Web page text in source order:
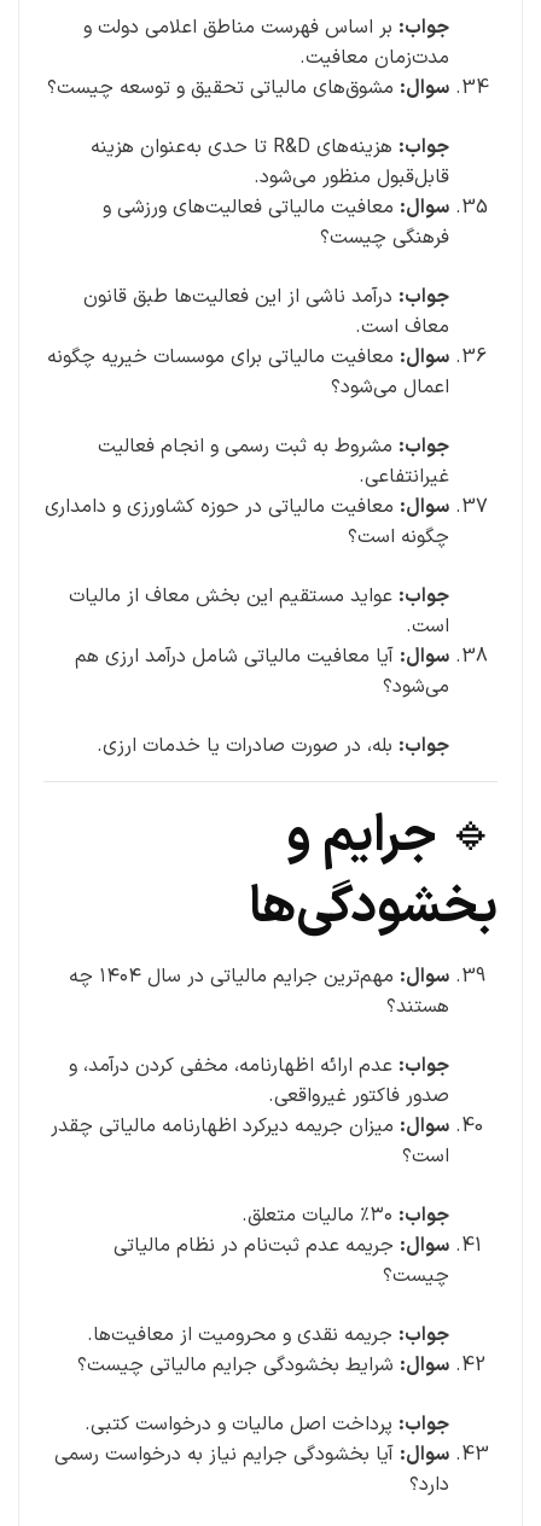
جواب: بر اساس فهرست مناطق اعلامی دولت و
مدت‌زمان معافیت.
سوال: مشوق‌های مالیاتی تحقیق و توسعه چیست؟
جواب:
هزینه‌های R&D تا حدی به‌عنوان هزینه
قابل‌قبول منظور می‌شود.
سوال: معافیت مالیاتی فعالیت‌های ورزشی و
فرهنگی چیست؟
جواب: درآمد ناشی از این فعالیت‌ها طبق قانون
معاف است.
سوال: معافیت مالیاتی برای موسسات خیریه چگونه
اعمال می‌شود؟
جواب: مشروط به ثبت رسمی و انجام فعالیت
غیرانتفاعی.
سوال: معافیت مالیاتی در حوزه کشاورزی و دامداری
چگونه است؟
جواب: عواید مستقیم این بخش معاف از مالیات
است.
سوال: آیا معافیت مالیاتی شامل درآمد ارزی هم
می‌شود؟
جواب: بله، در صورت صادرات یا خدمات ارزی.
🔹 جرایم و
بخشودگی‌ها
سوال:
مهم‌ترین جرایم مالیاتی در سال ۱۴۰۴ چه
هستند؟
جواب: عدم ارائه اظهارنامه، مخفی کردن درآمد، و
صدور فاکتور غیرواقعی.
سوال: میزان جریمه دیرکرد اظهارنامه مالیاتی چقدر
است؟
جواب:
سوال: جریمه عدم ثبت‌نام در نظام مالیاتی
چیست؟
جواب: جریمه نقدی و محرومیت از معافیت‌ها.
سوال: شرایط بخشودگی جرایم مالیاتی چیست؟
جواب: پرداخت اصل مالیات و درخواست کتبی.
سوال: آیا بخشودگی جرایم نیاز به درخواست رسمی
دارد؟